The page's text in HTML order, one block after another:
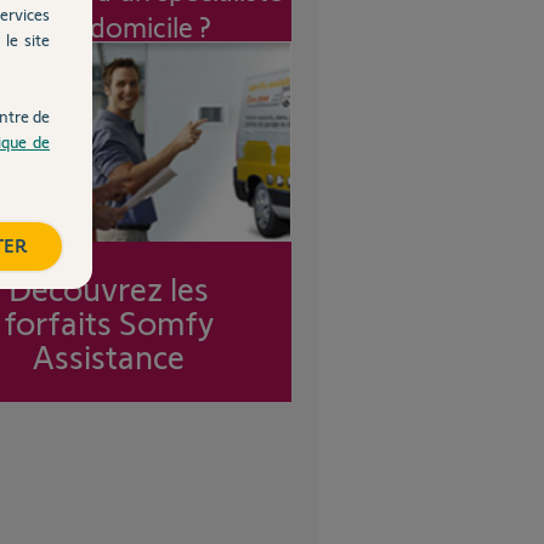
à mon domicile ?
Découvrez les
forfaits Somfy
Assistance
le site
de
de